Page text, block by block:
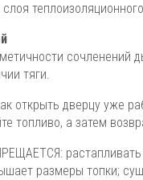
тяги.
открыть дверцу
топливо, а затем
размеры топки;